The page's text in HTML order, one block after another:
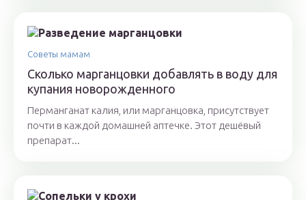
Советы мамам
Сколько марганцовки добавлять в воду для
купания новорожденного
Перманганат калия, или марганцовка, присутствует
почти в каждой домашней аптечке. Этот дешёвый
препарат...